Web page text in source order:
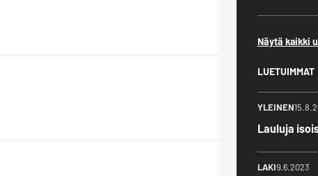
Näytä kaikki
LUETUIMMAT
YLEINEN
Lauluja
LAKI9.6.2023